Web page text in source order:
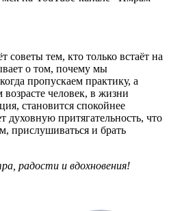
тем, кто только встаёт на
о том, почему мы
пропускаем практику, а
человек, в жизни
становится спокойнее
духовную притягательность, что
прислушиваться и брать
радости и вдохновения!